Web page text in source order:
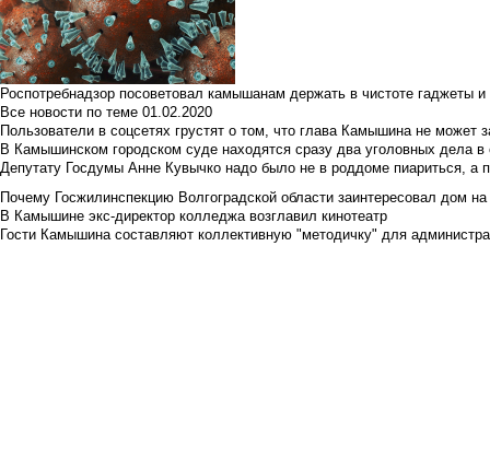
Роспотребнадзор посоветовал камышанам держать в чистоте гаджеты
Все новости по теме 01.02.2020
Пользователи в соцсетях грустят о том, что глава Камышина не может
В Камышинском городском суде находятся сразу два уголовных дела
Депутату Госдумы Анне Кувычко надо было не в роддоме пиариться, а
Почему Госжилинспекцию Волгоградской области заинтересовал дом
В Камышине экс-директор колледжа возглавил кинотеатр
Гости Камышина составляют коллективную "методичку" для